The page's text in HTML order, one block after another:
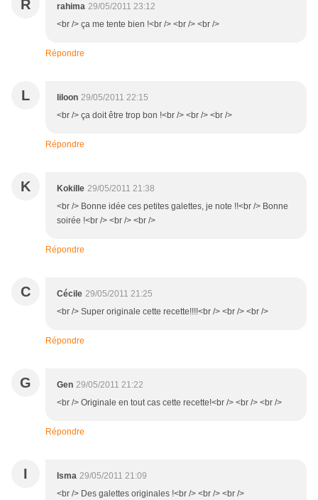
R rahima 29/05/2011 23:12
<br /> ça me tente bien !<br /> <br /> <br />
Répondre
L liloon 29/05/2011 22:15
<br /> ça doit être trop bon !<br /> <br /> <br />
Répondre
K Kokille 29/05/2011 21:38
<br /> Bonne idée ces petites galettes, je note !!<br /> Bonne
soirée !<br /> <br /> <br />
Répondre
C Cécile 29/05/2011 21:25
<br /> Super originale cette recette!!!!<br /> <br /> <br />
Répondre
G Gen 29/05/2011 21:22
<br /> Originale en tout cas cette recette!<br /> <br /> <br />
Répondre
I Isma 29/05/2011 21:09
<br /> Des galettes originales !<br /> <br /> <br />